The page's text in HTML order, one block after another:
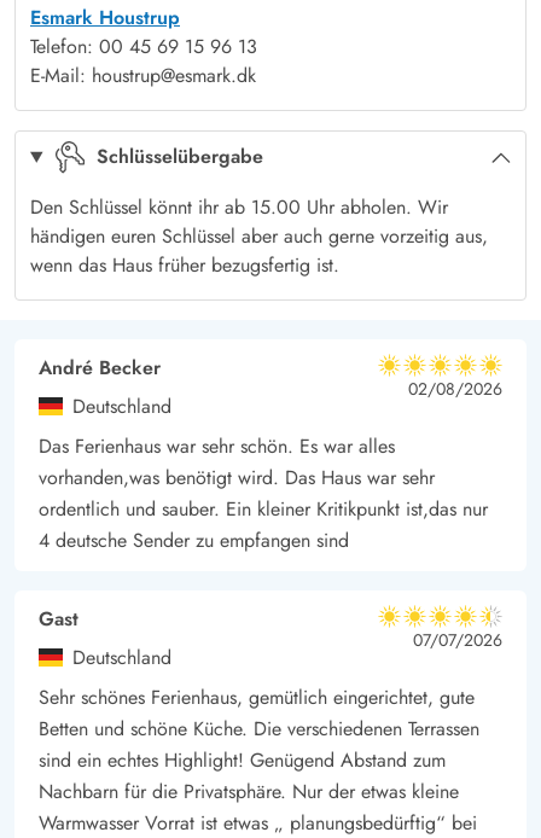
schützt und gleichzeitig Privatsphäre bietet. So könnt ihr auch
bei frischem Wind draußen sitzen. Lust auf ein Barbecue? Der
Grillspezialitäten unter freiem Himmel.
Und falls das Wetter mal nicht mitspielt, bleibt ihr auf der
überdachten Terrasse trocken und könnt trotzdem die frische
Luft genießen. Euer Hund wird es lieben, das weitläufige
Grundstück zu erkunden, während ihr euch entspannt.
Ob beim Spielen oder einfach beim Entspannen auf der
hinter sich zu lassen.
Natur, Strand und mehr – Eure Umgebung in Houstrup
Das Ferienhaus in Houstrup liegt mitten in einer schönen
Landschaft, die nur darauf wartet, entdeckt zu werden. In nur 4
km seid ihr an den endlosen Stränden der dänischen
Westküste, perfekt für einen entspannten Spaziergang, ein
Rauschen der Wellen genießen. Die unberührte Natur bietet
unendlich viele Möglichkeiten für Outdoor-Abenteuer oder
entspannte Stunden in der Sonne.
Und falls euch der Hunger plagt, in nur 3,4 km findet ihr alles,
was das Herz begehrt. Von frischen regionalen Leckereien bis
hin zu internationalen Köstlichkeiten. Perfekt für einen
gemütlichen Kochabend im Ferienhaus.
Esmark Houstrup
Telefon: 00 45 69 15 96 13
E-Mail: houstrup@esmark.dk
Schlüsselübergabe
Den Schlüssel könnt ihr ab 15.00 Uhr abholen. Wir
händigen euren Schlüssel aber auch gerne vorzeitig aus,
wenn das Haus früher bezugsfertig ist.
André Becker
Deutschland
5 von 5
5 von 5
5 out of 5
02/08/2026
Das Ferienhaus war sehr schön. Es war alles
vorhanden,was benötigt wird. Das Haus war sehr
ordentlich und sauber. Ein kleiner Kritikpunkt ist,das nur
4 deutsche Sender zu empfangen sind
Gast
Deutschland
4.5 von 5
4.5 von 5
4.5 out of 5
07/07/2026
Sehr schönes Ferienhaus, gemütlich eingerichtet, gute
Betten und schöne Küche. Die verschiedenen Terrassen
sind ein echtes Highlight! Genügend Abstand zum
Nachbarn für die Privatsphäre. Nur der etwas kleine
Warmwasser Vorrat ist etwas „ planungsbedürftig“ bei